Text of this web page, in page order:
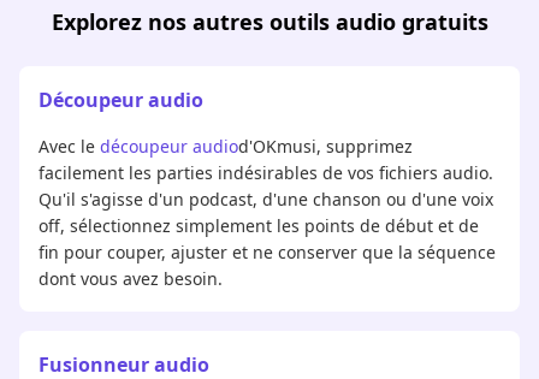
Explorez nos autres outils audio gratuits
Découpeur audio
Avec le découpeur audiod'OKmusi, supprimez
facilement les parties indésirables de vos fichiers audio.
Qu'il s'agisse d'un podcast, d'une chanson ou d'une voix
off, sélectionnez simplement les points de début et de
fin pour couper, ajuster et ne conserver que la séquence
dont vous avez besoin.
Fusionneur audio